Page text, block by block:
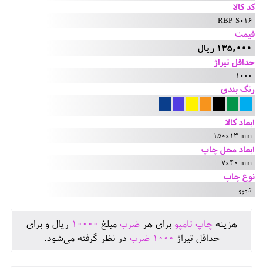
کد کالا
RBP-S016
قیمت
135,000 ریال
حداقل تیراژ
1000
رنگ بندی
ابعاد کالا
150x13 mm
ابعاد محل چاپ
7x40 mm
نوع چاپ
تامپو
هزينهچاپ تامپو برای هرضرب مبلغ 10000 ريال و برای
حداقل تيراژ 1000 ضرب در نظر گرفته می‌شود.